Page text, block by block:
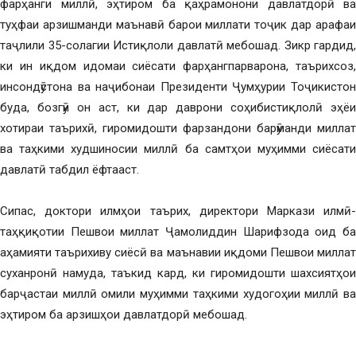
фарҳанги миллӣ, эҳтиром ба қаҳрамонони давлатдорӣ ва
туҳфаи арзишманди маънавӣ барои миллати тоҷик дар арафаи
таҷлили 35-солагии Истиқлоли давлатӣ мебошад. Зикр гардид,
ки ин иқдом идомаи сиёсати фарҳангпарварона, таърихсоз,
инсондӯстона ва наҷибонаи Президенти Ҷумҳурии Тоҷикистон
буда, бозгӯи он аст, ки дар даврони соҳибистиқлолӣ эҳёи
хотираи таърихӣ, гиромидошти фарзандони барӯманди миллат
ва таҳкими худшиносии миллӣ ба самтҳои муҳимми сиёсати
давлатӣ табдил ёфтааст.
Сипас, доктори илмҳои таърих, директори Маркази илмӣ-
таҳқиқотии Пешвои миллат Ҷамолиддин Шарифзода оид ба
аҳамияти таърихиву сиёсӣ ва маънавии иқдоми Пешвои миллат
суханронӣ намуда, таъкид кард, ки гиромидошти шахсиятҳои
барҷастаи миллӣ омили муҳимми таҳкими худогоҳии миллӣ ва
эҳтиром ба арзишҳои давлатдорӣ мебошад.